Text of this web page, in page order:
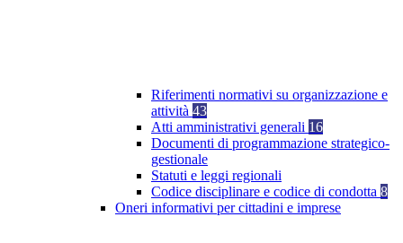
Riferimenti normativi su organizzazione e
attività 43
Atti amministrativi generali 16
Documenti di programmazione strategico-
gestionale
Statuti e leggi regionali
Codice disciplinare e codice di condotta 8
Oneri informativi per cittadini e imprese